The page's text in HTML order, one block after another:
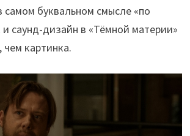
буквальном смысле «по
саунд-дизайн в «Тёмной материи»
картинка.